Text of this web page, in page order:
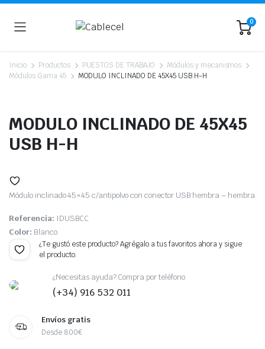
0
Inicio Productos PUESTOS DE TRABAJO
Módulos y mecanismos
Módulos Gama 45
MODULO INCLINADO DE 45X45 USB H-H
MODULO INCLINADO DE 45X45
USB H-H
Módulo inclinado 45×45 c/antipolvo con conector USB hembra – hembra
Referencia: IDUSBCC
Color: Blanco
¿Te gustó este producto? Agrégalo a tus favoritos ahora y sigue
el producto.
¿Necesitas ayuda? Compra por teléfono
(+34) 916 532 011
Envíos gratis
Desde 800€